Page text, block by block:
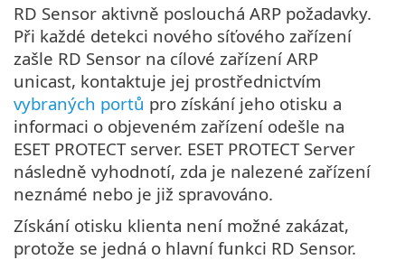
RD Sensor aktivně poslouchá ARP požadavky.
Při každé detekci nového síťového zařízení
zašle RD Sensor na cílové zařízení ARP
unicast, kontaktuje jej prostřednictvím
vybraných portů pro získání jeho otisku a
informaci o objeveném zařízení odešle na
ESET PROTECT server. ESET PROTECT Server
následně vyhodnotí, zda je nalezené zařízení
neznámé nebo je již spravováno.
Získání otisku klienta není možné zakázat,
protože se jedná o hlavní funkci RD Sensor.